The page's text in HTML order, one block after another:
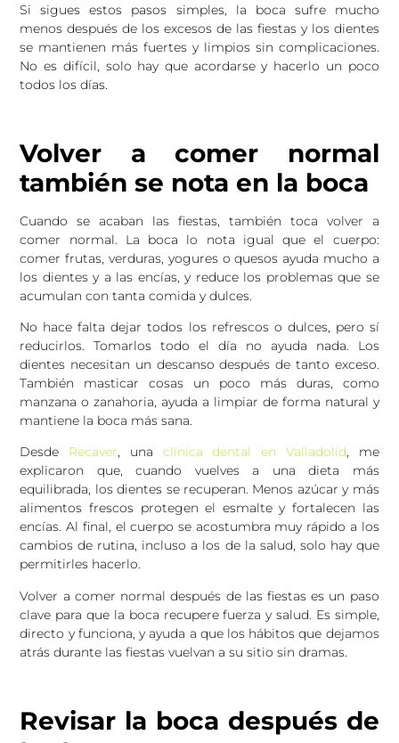
Si sigues estos pasos simples, la boca sufre mucho
menos después de los excesos de las fiestas y los dientes
se mantienen más fuertes y limpios sin complicaciones.
No es difícil, solo hay que acordarse y hacerlo un poco
todos los días.
Volver a comer normal
también se nota en la boca
Cuando se acaban las fiestas, también toca volver a
comer normal. La boca lo nota igual que el cuerpo:
comer frutas, verduras, yogures o quesos ayuda mucho a
los dientes y a las encías, y reduce los problemas que se
acumulan con tanta comida y dulces.
No hace falta dejar todos los refrescos o dulces, pero sí
reducirlos. Tomarlos todo el día no ayuda nada. Los
dientes necesitan un descanso después de tanto exceso.
También masticar cosas un poco más duras, como
manzana o zanahoria, ayuda a limpiar de forma natural y
mantiene la boca más sana.
Desde Recaver, una clínica dental en Valladolid, me
explicaron que, cuando vuelves a una dieta más
equilibrada, los dientes se recuperan. Menos azúcar y más
alimentos frescos protegen el esmalte y fortalecen las
encías. Al final, el cuerpo se acostumbra muy rápido a los
cambios de rutina, incluso a los de la salud, solo hay que
permitirles hacerlo.
Volver a comer normal después de las fiestas es un paso
clave para que la boca recupere fuerza y salud. Es simple,
directo y funciona, y ayuda a que los hábitos que dejamos
atrás durante las fiestas vuelvan a su sitio sin dramas.
Revisar la boca después de